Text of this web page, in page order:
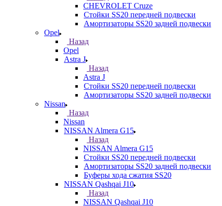
CHEVROLET Cruze
Стойки SS20 передней подвески
Амортизаторы SS20 задней подвески
Opel
Назад
Opel
Astra J
Назад
Astra J
Стойки SS20 передней подвески
Амортизаторы SS20 задней подвески
Nissan
Назад
Nissan
NISSAN Almera G15
Назад
NISSAN Almera G15
Стойки SS20 передней подвески
Амортизаторы SS20 задней подвески
Буферы хода сжатия SS20
NISSAN Qashqai J10
Назад
NISSAN Qashqai J10